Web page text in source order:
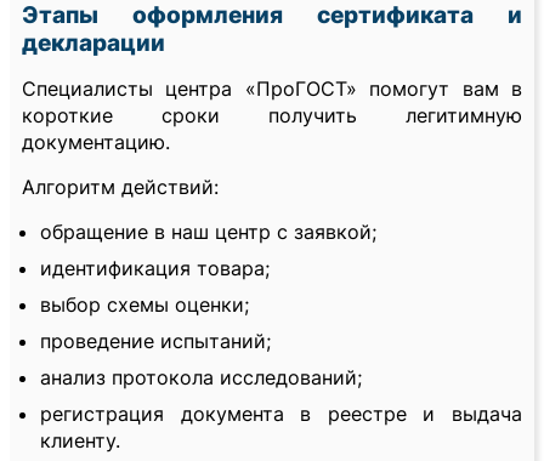
Этапы оформления сертификата и
декларации
Специалисты центра «ПроГОСТ» помогут вам в
короткие сроки получить легитимную
документацию.
Алгоритм действий:
обращение в наш центр с заявкой;
идентификация товара;
выбор схемы оценки;
проведение испытаний;
анализ протокола исследований;
регистрация документа в реестре и выдача
клиенту.